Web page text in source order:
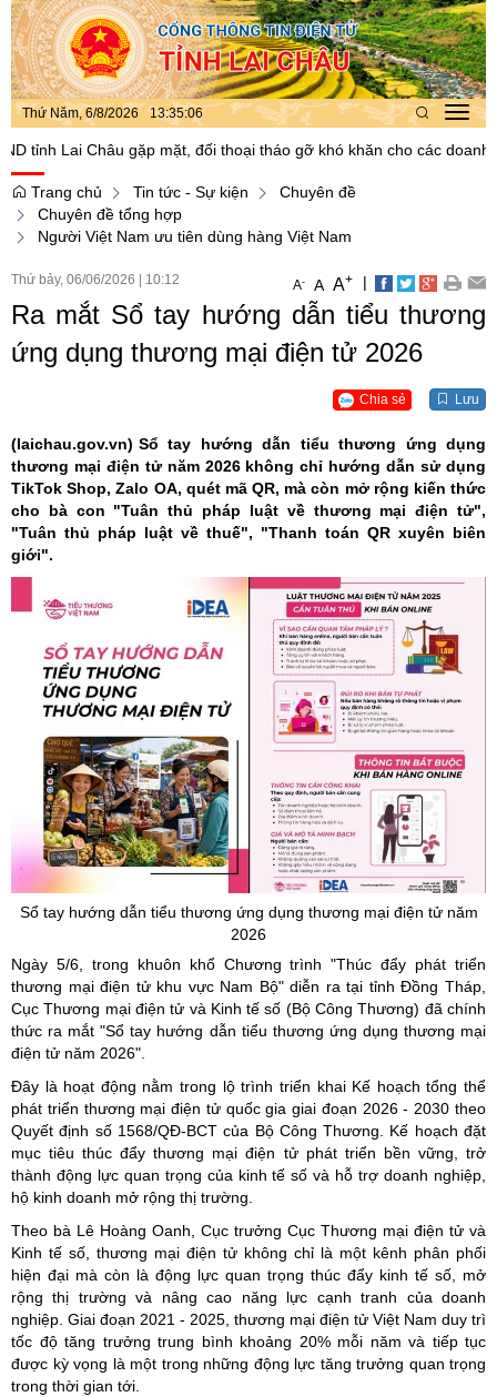
Thứ Năm, 6/8/2026 13:35:07
Lai Châu gặp mặt, đối thoại tháo gỡ khó khăn cho các doanh
Trang chủ Tin tức - Sự kiện
Chuyên đề
Chuyên đề tổng hợp
Người Việt Nam ưu tiên dùng hàng Việt Nam
Thứ bảy, 06/06/2026 10:12 A- A A+ |
Ra mắt Sổ tay hướng dẫn tiểu thương
ứng dụng thương mại điện tử 2026
Chia sẻ Lưu
(laichau.gov.vn) Sổ tay hướng dẫn tiểu thương ứng dụng
thương mại điện tử năm 2026 không chỉ hướng dẫn sử dụng
TikTok Shop, Zalo OA, quét mã QR, mà còn mở rộng kiến thức
cho bà con "Tuân thủ pháp luật về thương mại điện tử",
"Tuân thủ pháp luật về thuế", "Thanh toán QR xuyên biên
giới".
Sổ tay hướng dẫn tiểu thương ứng dụng thương mại điện tử năm
2026
Ngày 5/6, trong khuôn khổ Chương trình "Thúc đẩy phát triển
thương mại điện tử khu vực Nam Bộ" diễn ra tại tỉnh Đồng Tháp,
Cục Thương mại điện tử và Kinh tế số (Bộ Công Thương) đã chính
thức ra mắt "Sổ tay hướng dẫn tiểu thương ứng dụng thương mại
điện tử năm 2026".
Đây là hoạt động nằm trong lộ trình triển khai Kế hoạch tổng thể
phát triển thương mại điện tử quốc gia giai đoạn 2026 - 2030 theo
Quyết định số 1568/QĐ-BCT của Bộ Công Thương. Kế hoạch đặt
mục tiêu thúc đẩy thương mại điện tử phát triển bền vững, trở
thành động lực quan trọng của kinh tế số và hỗ trợ doanh nghiệp,
hộ kinh doanh mở rộng thị trường.
Theo bà Lê Hoàng Oanh, Cục trưởng Cục Thương mại điện tử và
Kinh tế số, thương mại điện tử không chỉ là một kênh phân phối
hiện đại mà còn là động lực quan trọng thúc đẩy kinh tế số, mở
rộng thị trường và nâng cao năng lực cạnh tranh của doanh
nghiệp. Giai đoạn 2021 - 2025, thương mại điện tử Việt Nam duy trì
tốc độ tăng trưởng trung bình khoảng 20% mỗi năm và tiếp tục
được kỳ vọng là một trong những động lực tăng trưởng quan trọng
trong thời gian tới.